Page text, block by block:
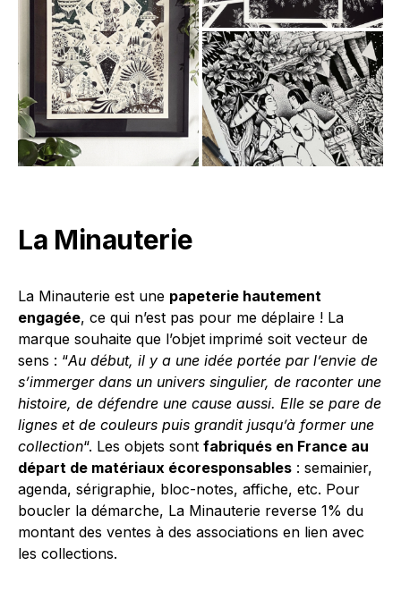
La Minauterie
La Minauterie est une papeterie hautement
engagée, ce qui n’est pas pour me déplaire ! La
marque souhaite que l’objet imprimé soit vecteur de
sens : “Au début, il y a une idée portée par l’envie de
s’immerger dans un univers singulier, de raconter une
histoire, de défendre une cause aussi. Elle se pare de
lignes et de couleurs puis grandit jusqu’à former une
collection“. Les objets sont fabriqués en France au
départ de matériaux écoresponsables : semainier,
agenda, sérigraphie, bloc-notes, affiche, etc. Pour
boucler la démarche, La Minauterie reverse 1% du
montant des ventes à des associations en lien avec
les collections.